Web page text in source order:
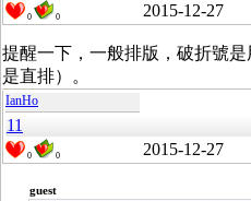
0 0 2015-12-27
提醒一下，一般排版，破折號是
是直排）。
IanHo
11
0 0 2015-12-27
guest